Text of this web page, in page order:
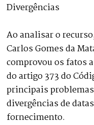
Divergências
Ao analisar o
Carlos Gomes da
comprovou os fatos
do artigo 373 do
principais
divergências de
fornecimento.